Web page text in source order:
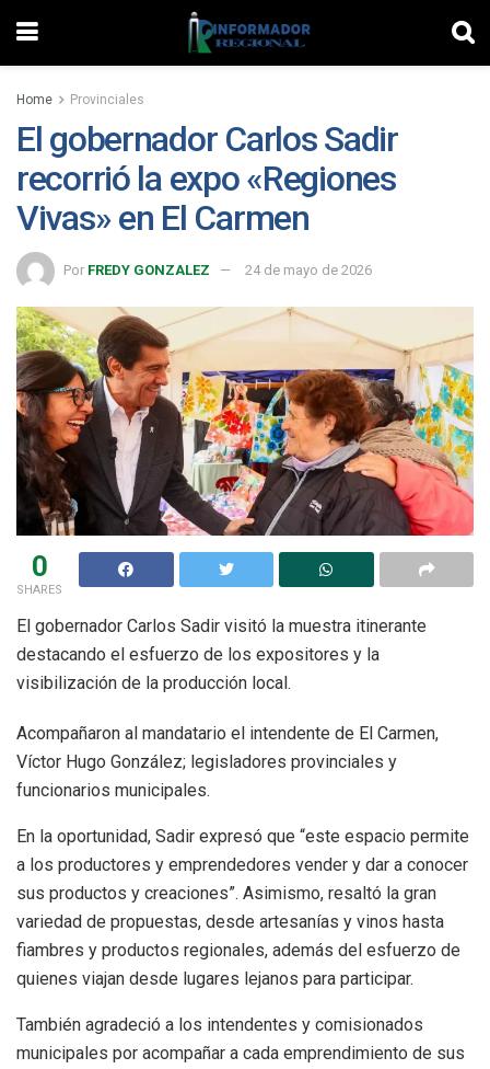
Home Provinciales
El gobernador Carlos Sadir
recorrió la expo «Regiones
Vivas» en El Carmen
Por FREDY GONZALEZ 24 de mayo de 2026
0
SHARES
El gobernador Carlos Sadir visitó la muestra itinerante
destacando el esfuerzo de los expositores y la
visibilización de la producción local.
Acompañaron al mandatario el intendente de El Carmen,
Víctor Hugo González; legisladores provinciales y
funcionarios municipales.
En la oportunidad, Sadir expresó que “este espacio permite
a los productores y emprendedores vender y dar a conocer
sus productos y creaciones”. Asimismo, resaltó la gran
variedad de propuestas, desde artesanías y vinos hasta
fiambres y productos regionales, además del esfuerzo de
quienes viajan desde lugares lejanos para participar.
También agradeció a los intendentes y comisionados
municipales por acompañar a cada emprendimiento de sus